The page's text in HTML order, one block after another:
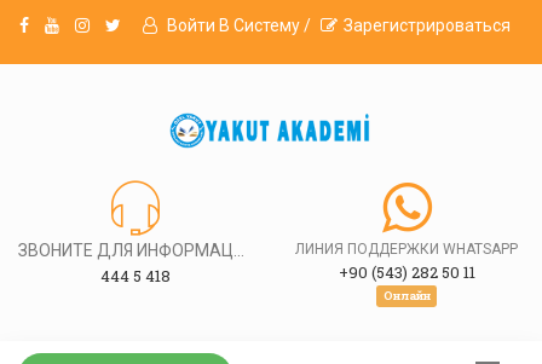
Войти В Систему / Зарегистрироваться
444 5 418
ЛИНИЯ ПОДДЕРЖКИ WHATSAPP
+90 (543) 282 50 11
Онлайн